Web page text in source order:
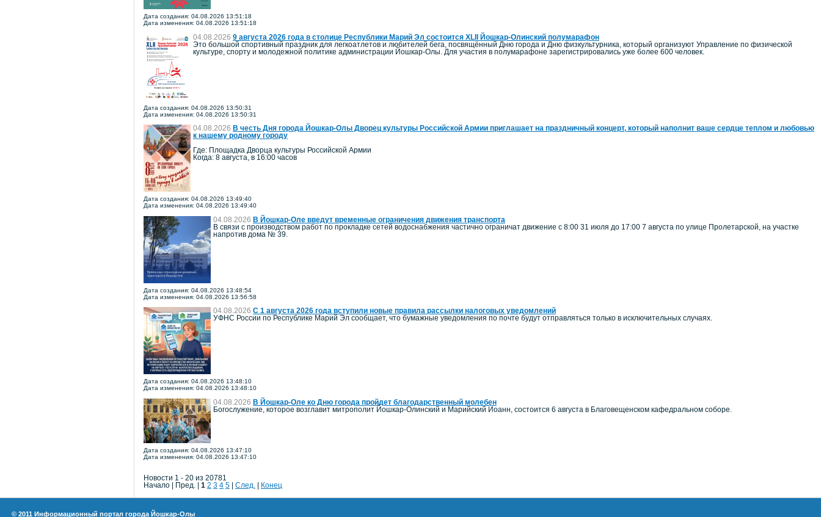
Дата создания: 04.08.2026 13:51:18
Дата изменения: 04.08.2026 13:51:18
04.08.2026 9 августа 2026 года в столице Республики Марий Эл состоится XLII Йошкар-Олинский полумарафон
Это большой спортивный праздник для легкоатлетов и любителей бега, посвящённый Дню города и Дню физкультурника, который организуют Управление по физической
культуре, спорту и молодежной политике администрации Йошкар-Олы. Для участия в полумарафоне зарегистрировались уже более 600 человек.
Дата создания: 04.08.2026 13:50:31
Дата изменения: 04.08.2026 13:50:31
04.08.2026 В честь Дня города Йошкар-Олы Дворец культуры Российской Армии приглашает на праздничный концерт, который наполнит ваше сердце теплом и любовью
к нашему родному городу
Где: Площадка Дворца культуры Российской Армии
Когда: 8 августа, в 16:00 часов
Дата создания: 04.08.2026 13:49:40
Дата изменения: 04.08.2026 13:49:40
04.08.2026 В Йошкар-Оле введут временные ограничения движения транспорта
В связи с производством работ по прокладке сетей водоснабжения частично ограничат движение с 8:00 31 июля до 17:00 7 августа по улице Пролетарской, на участке
напротив дома № 39.
Дата создания: 04.08.2026 13:48:54
Дата изменения: 04.08.2026 13:56:58
04.08.2026 С 1 августа 2026 года вступили новые правила рассылки налоговых уведомлений
УФНС России по Республике Марий Эл сообщает, что бумажные уведомления по почте будут отправляться только в исключительных случаях.
Дата создания: 04.08.2026 13:48:10
Дата изменения: 04.08.2026 13:48:10
04.08.2026 В Йошкар-Оле ко Дню города пройдет благодарственный молебен
Богослужение, которое возглавит митрополит Йошкар-Олинский и Марийский Иоанн, состоится 6 августа в Благовещенском кафедральном соборе.
Дата создания: 04.08.2026 13:47:10
Дата изменения: 04.08.2026 13:47:10
Новости 1 - 20 из 20781
Начало | Пред. | 1 2 3 4 5 След. Конец
© 2011 Информационный портал города Йошкар-Олы